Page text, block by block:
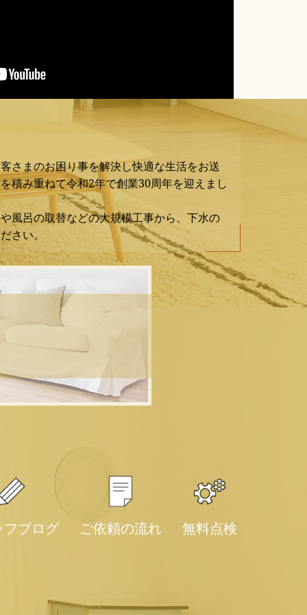
さまのお困り事を解決し快適な生活をお送
積み重ねて令和2年で創業30周年を迎えまし
風呂の取替などの大規模工事から、下水の
さい。
フブログ ご依頼の流れ 無料点検